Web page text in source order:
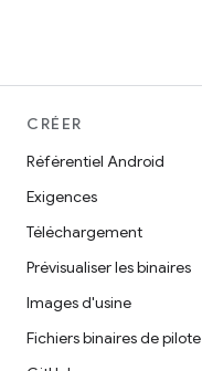
CRÉER
Référentiel Android
Exigences
Téléchargement
Prévisualiser les binaires
Images d'usine
Fichiers binaires de pilote